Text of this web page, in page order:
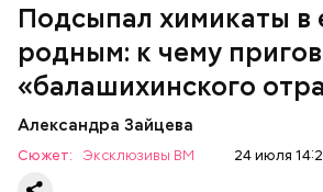
Подсыпал химикаты в
родным: к чему
«балашихинского
Александра Зайцева
Сюжет: Эксклюзивы ВМ 24 июля
Play
Video
Также отравленную пищу ела его